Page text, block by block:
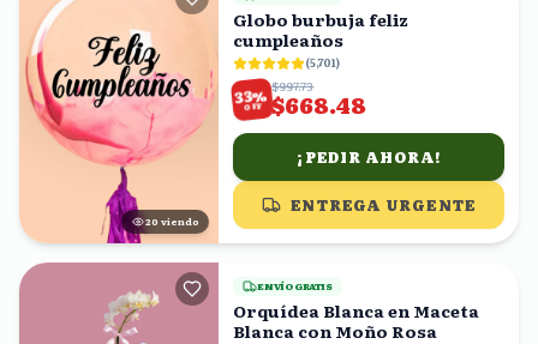
20 viendo
Globo burbuja feliz
cumpleaños
(5,701)
33%
OFF
$997.73
$668.48
¡PEDIR AHORA!
ENTREGA URGENTE
ENVÍO GRATIS
Orquídea Blanca en Maceta
Blanca con Moño Rosa